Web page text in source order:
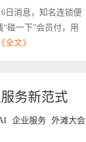
日消息，知名连锁便
碰一下”会员付，用
《全文》
务新范式
企业服务 外滩大会